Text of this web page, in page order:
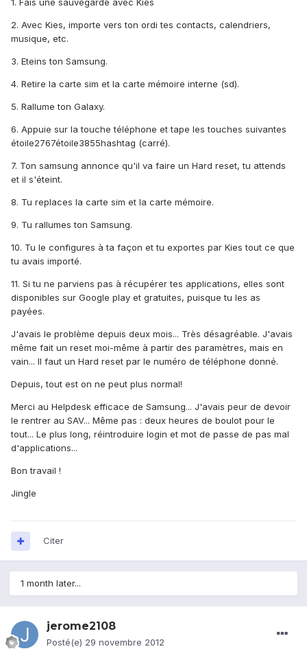
1. Fais une sauvegarde avec Kies
2. Avec Kies, importe vers ton ordi tes contacts, calendriers,
musique, etc.
3. Eteins ton Samsung.
4. Retire la carte sim et la carte mémoire interne (sd).
5. Rallume ton Galaxy.
6. Appuie sur la touche téléphone et tape les touches suivantes
étoile2767étoile3855hashtag (carré).
7. Ton samsung annonce qu'il va faire un Hard reset, tu attends
et il s'éteint.
8. Tu replaces la carte sim et la carte mémoire.
9. Tu rallumes ton Samsung.
10. Tu le configures à ta façon et tu exportes par Kies tout ce que
tu avais importé.
11. Si tu ne parviens pas à récupérer tes applications, elles sont
disponibles sur Google play et gratuites, puisque tu les as
payées.
J'avais le problème depuis deux mois... Très désagréable. J'avais
même fait un reset moi-même à partir des paramètres, mais en
vain... Il faut un Hard reset par le numéro de téléphone donné.
Depuis, tout est on ne peut plus normal!
Merci au Helpdesk efficace de Samsung... J'avais peur de devoir
le rentrer au SAV... Même pas : deux heures de boulot pour le
tout... Le plus long, réintroduire login et mot de passe de pas mal
d'applications...
Bon travail !
Jingle
Citer
1 month later...
jerome2108
Posté(e) 29 novembre 2012